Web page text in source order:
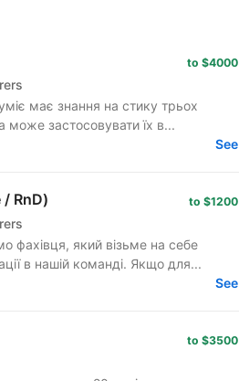
to $4000
має знання на стику трьох
може застосовувати їх в...
See
RnD) to $1200
фахівця, який візьме на себе
в нашій команді. Якщо для...
See
to $3500